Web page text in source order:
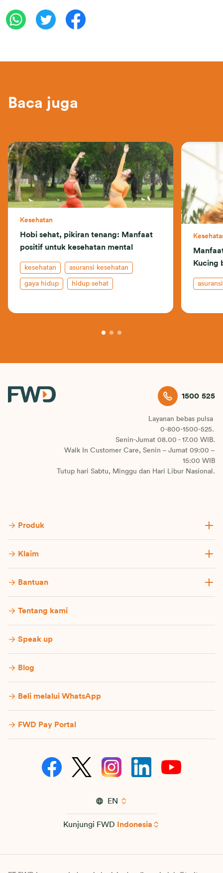
Baca juga
Kesehatan
Hobi sehat, pikiran tenang: Manfaat
positif untuk kesehatan mental
kesehatan asuransi kesehatan
gaya hidup hidup sehat
Kucing
1500 525
Layanan bebas pulsa
0-800-1500-525.
Senin-Jumat 08.00 - 17.00 WIB.
Walk In Customer Care, Senin – Jumat 09:00 –
15:00 WIB
Tutup hari Sabtu, Minggu dan Hari Libur Nasional.
Produk
Klaim
Bantuan
Tentang kami
Speak up
Blog
Beli melalui WhatsApp
FWD Pay Portal
EN
Kunjungi FWD Indonesia